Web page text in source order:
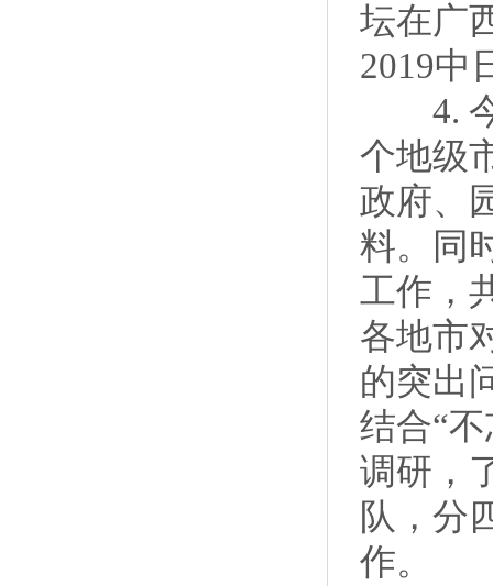
坛在广
2019中
4. 今
个地级
政府、
料。同
工作，
各地市
的突出
结合“
调研，
队，分
作。